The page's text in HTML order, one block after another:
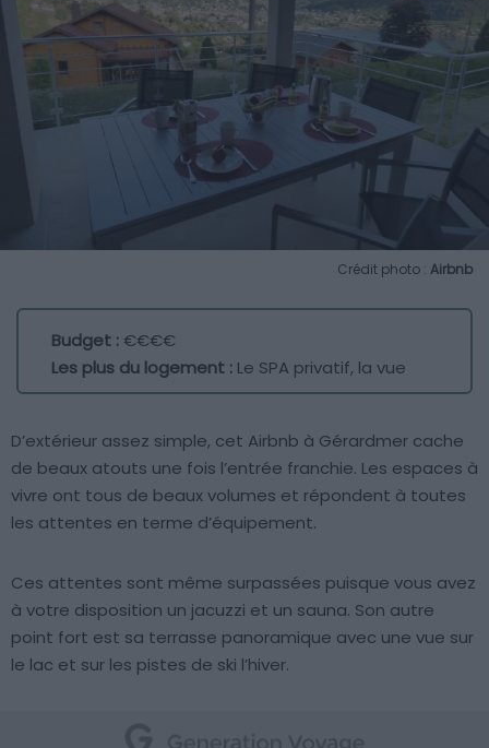
Crédit photo : Airbnb
Budget :€€€€
Les plus du logement : Le SPA privatif, la vue
D’extérieur assez simple, cet Airbnb à Gérardmer cache
de beaux atouts une fois l’entrée franchie. Les espaces à
vivre ont tous de beaux volumes et répondent à toutes
les attentes en terme d’équipement.
Ces attentes sont même surpassées puisque vous avez
à votre disposition un jacuzzi et un sauna. Son autre
point fort est sa terrasse panoramique avec une vue sur
le lac et sur les pistes de ski l’hiver.